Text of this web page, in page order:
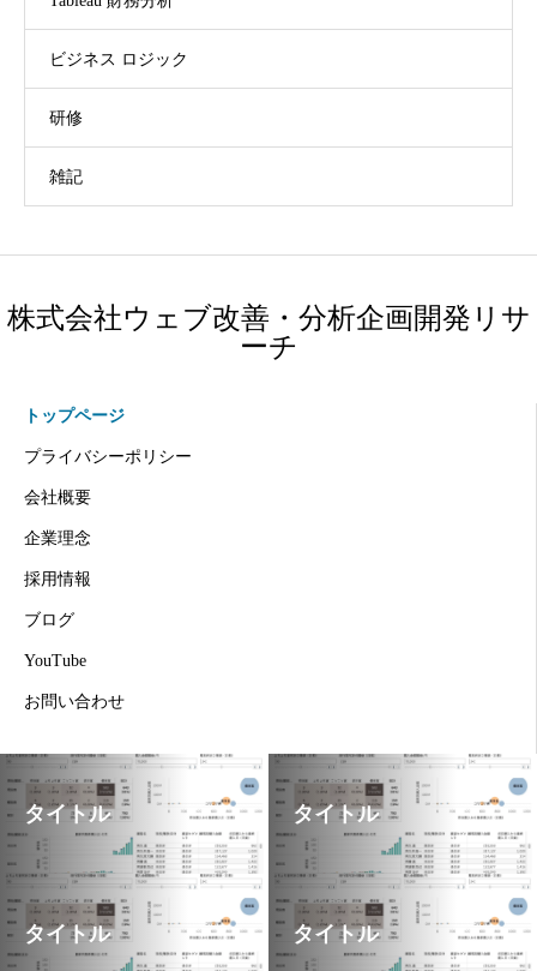
ビジネス ロジック
研修
雑記
株式会社ウェブ改善・分析企画開発リサ
ーチ
トップページ
プライバシーポリシー
会社概要
企業理念
採用情報
ブログ
YouTube
お問い合わせ
タイトル タイトル
タイトル タイトル